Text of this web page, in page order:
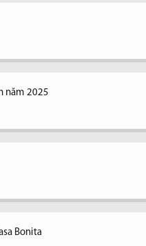
năm 2025
Bonita